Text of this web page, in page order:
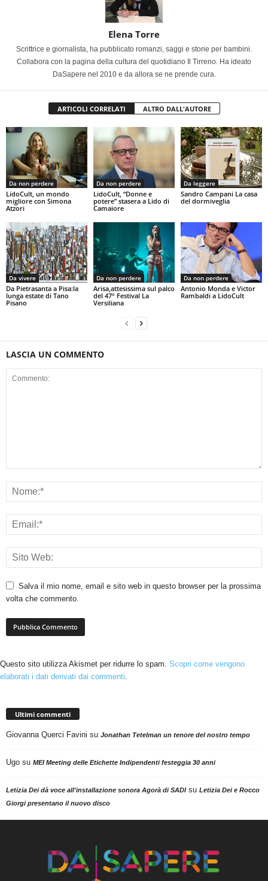
Elena Torre
Scrittrice e giornalista, ha pubblicato romanzi, saggi e storie per bambini.
Collabora con la pagina della cultura del quotidiano Il Tirreno. Ha ideato
DaSapere nel 2010 e da allora se ne prende cura.
ARTICOLI CORRELATI ALTRO DALL'AUTORE
Da non perdere
LidoCult, un mondo
migliore con Simona
Atzori
Da non perdere
LidoCult, “Donne e
potere” stasera a Lido di
Camaiore
Da leggere
Sandro Campani La casa
del dormiveglia
Da vivere
Da Pietrasanta a Pisa:la
lunga estate di Tano
Pisano
Da non perdere
Arisa,attesissima sul palco
del 47° Festival La
Versiliana
Da non perdere
Antonio Monda e Victor
Rambaldi a LidoCult
LASCIA UN COMMENTO
Salva il mio nome, email e sito web in questo browser per la prossima
volta che commento.
Questo sito utilizza Akismet per ridurre lo spam. Scopri come vengono
elaborati i dati derivati dai commenti.
Ultimi commenti
Giovanna Querci Favini su Jonathan Tetelman un tenore del nostro tempo
Ugo su MEI Meeting delle Etichette Indipendenti festeggia 30 anni
Letizia Dei dà voce all'installazione sonora Agorà di SADIsu Letizia Dei e Rocco
Giorgi presentano il nuovo disco